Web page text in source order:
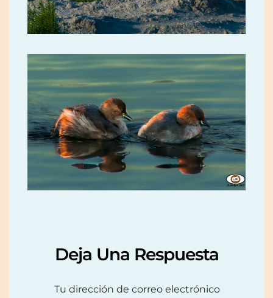
Deja Una Respuesta
Tu dirección de correo electrónico